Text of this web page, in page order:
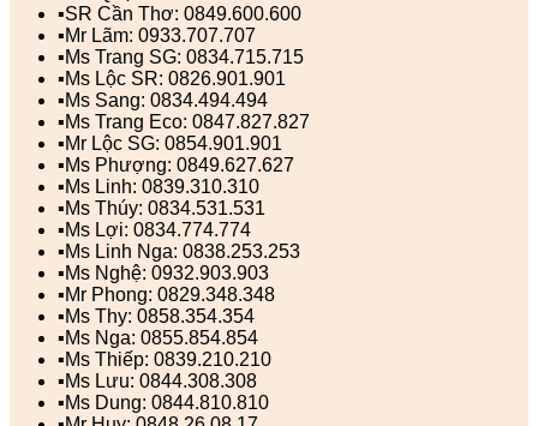
▪️SR Cần Thơ: 0849.600.600
▪️Mr Lãm: 0933.707.707
▪️Ms Trang SG: 0834.715.715
▪️Ms Lộc SR: 0826.901.901
▪️Ms Sang: 0834.494.494
▪️Ms Trang Eco: 0847.827.827
▪️Mr Lộc SG: 0854.901.901
▪️Ms Phượng: 0849.627.627
▪️Ms Linh: 0839.310.310
▪️Ms Thúy: 0834.531.531
▪️Ms Lợi: 0834.774.774
▪️Ms Linh Nga: 0838.253.253
▪️Ms Nghệ: 0932.903.903
▪️Mr Phong: 0829.348.348
▪️Ms Thy: 0858.354.354
▪️Ms Nga: 0855.854.854
▪️Ms Thiếp: 0839.210.210
▪️Ms Lưu: 0844.308.308
▪️Ms Dung: 0844.810.810